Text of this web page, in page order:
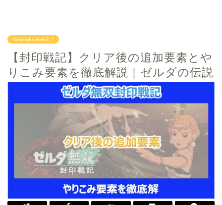
Nintendo Switch 2
【封印戦記】クリア後の追加要素とや
りこみ要素を徹底解説｜ゼルダの伝説